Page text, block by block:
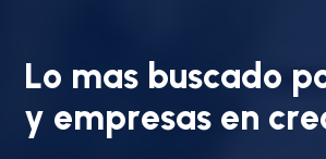
Lo mas buscado p
y empresas en cre